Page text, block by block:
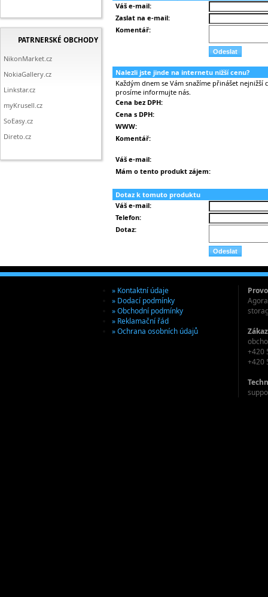
PATRNERSKÉ OBCHODY
NikonMarket.cz
NokiaGallery.cz
Linkstar.cz
myKrusell.cz
SoEasy.cz
Direto.cz
Váš e-mail:
Zaslat na e-mail:
Komentář:
Nalezli jste jinde na internetu nižší cenu?
Každým dnem se Vám snažíme přinášet
prosíme informujte nás.
Cena bez DPH:
Cena s DPH:
WWW:
Komentář:
Váš e-mail:
Mám o tento produkt zájem:
Dotaz k tomuto produktu
Váš e-mail:
Telefon:
Dotaz:
+420
+420
» Kontaktní údaje
» Dodací podmínky
» Obchodní podmínky
» Reklamační řád
» Ochrana osobních údajů